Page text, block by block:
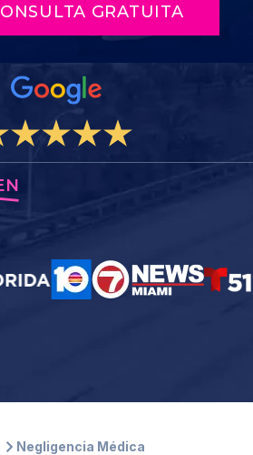
GRATUITA
Negligencia Médica